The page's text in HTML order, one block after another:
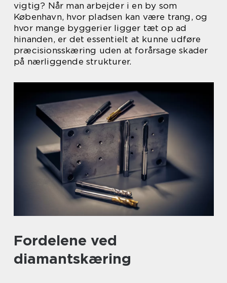
vigtig? Når man arbejder i en by som
København, hvor pladsen kan være trang, og
hvor mange byggerier ligger tæt op ad
hinanden, er det essentielt at kunne udføre
præcisionsskæring uden at forårsage skader
på nærliggende strukturer.
Fordelene ved
diamantskæring